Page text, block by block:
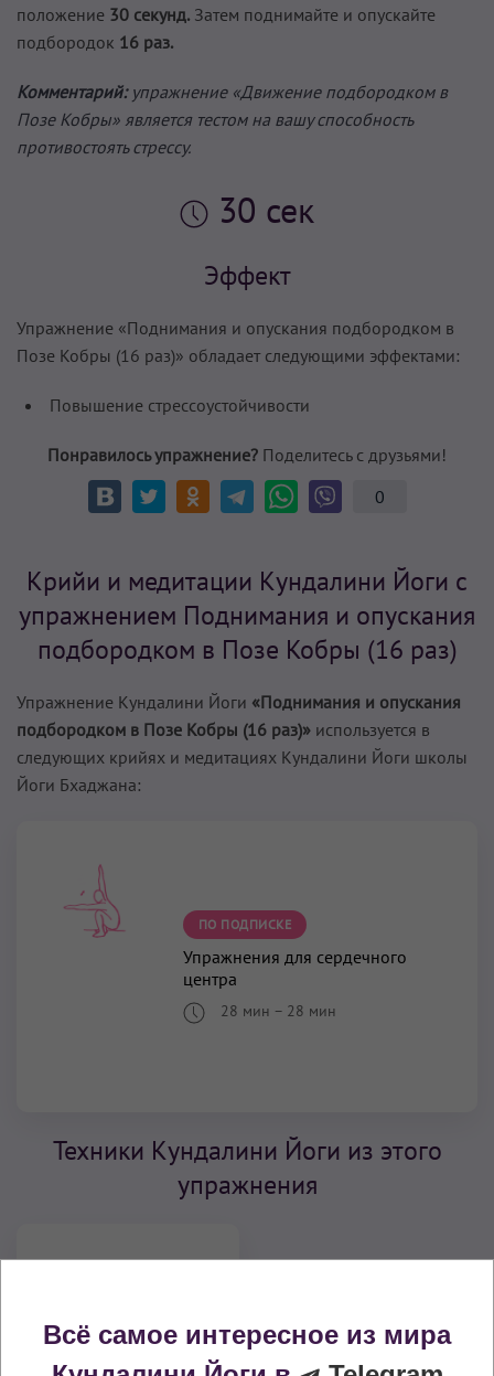
положение 30 секунд. Затем поднимайте и опускайте
подбородок 16 раз.
Комментарий:упражнение «Движение подбородком в
Позе Кобры» является тестом на вашу способность
противостоять стрессу.
30 сек
Эффект
Упражнение «Поднимания и опускания подбородком в
Позе Кобры (16 раз)» обладает следующими эффектами:
Повышение стрессоустойчивости
Понравилось упражнение? Поделитесь с друзьями!
0
Крийи и медитации Кундалини Йоги с
упражнением Поднимания и опускания
подбородком в Позе Кобры (16 раз)
Упражнение Кундалини Йоги «Поднимания и опускания
подбородком в Позе Кобры (16 раз)» используется в
следующих крийях и медитациях Кундалини Йоги школы
Йоги Бхаджана:
ПО ПОДПИСКЕ
Упражнения для сердечного
центра
28 мин – 28 мин
Техники Кундалини Йоги из этого
упражнения
Асана
Всё самое интересное из мира